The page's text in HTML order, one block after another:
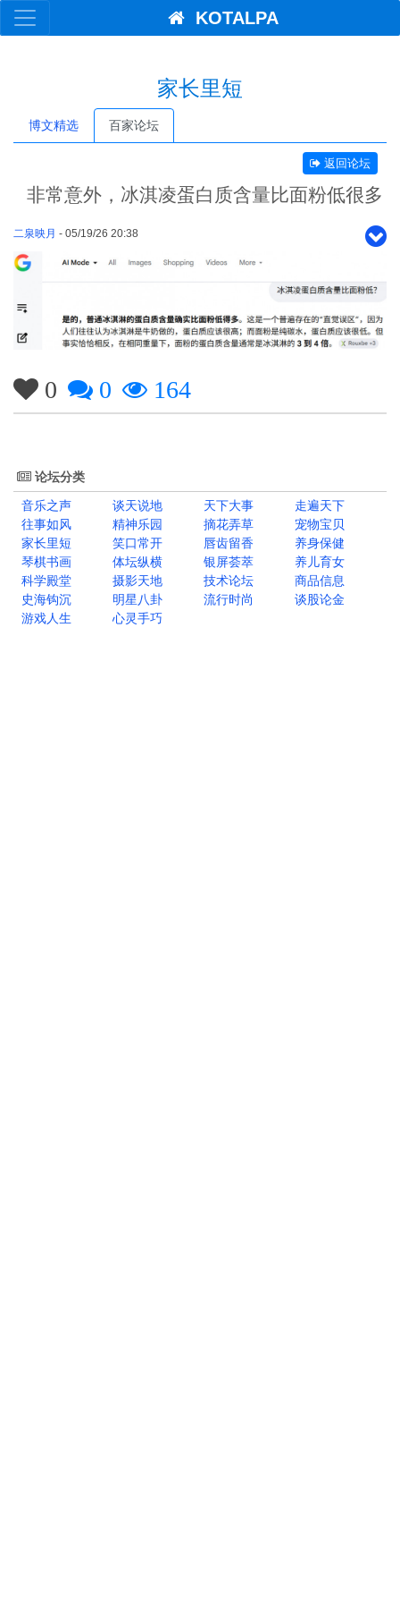
KOTALPA
家长里短
博文精选 百家论坛
返回论坛
非常意外，冰淇凌蛋白质含量比面粉低很多
二泉映月 - 05/19/26 20:38
0 0 164
论坛分类
音乐之声
谈天说地 天下大事
走遍天下
往事如风
精神乐园 摘花弄草
宠物宝贝
家长里短
笑口常开 唇齿留香
养身保健
琴棋书画
体坛纵横 银屏荟萃
养儿育女
科学殿堂
摄影天地 技术论坛
商品信息
史海钩沉
明星八卦 流行时尚
谈股论金
游戏人生
心灵手巧